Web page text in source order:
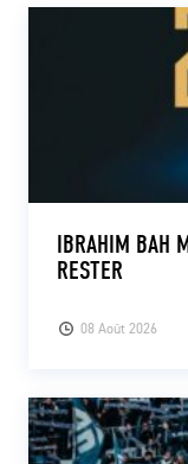
08 Août 2026
IBRAHIM BAH
RESTER